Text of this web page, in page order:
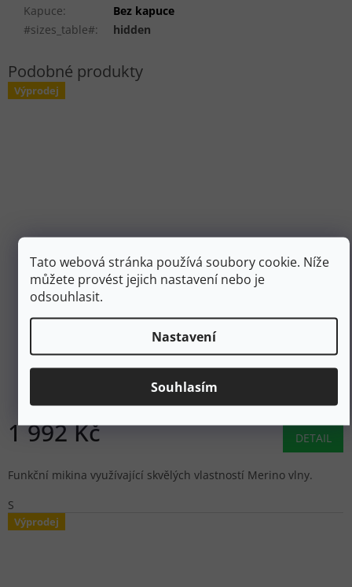
Tato webová stránka používá soubory cookie. Níže
můžete provést jejich nastavení nebo je
odsouhlasit.
Nastavení
Souhlasím
Kapuce:
Bez kapuce
#sizes_table#: hidden
Výprodej
TRAVELLER dusty pink - růžová
1 992 Kč DETAIL
Funkční mikina využívající skvělých vlastností Merino vlny.
S
Výprodej